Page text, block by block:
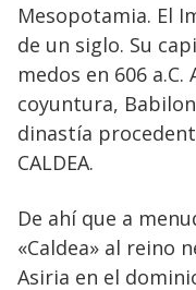
Mesopotamia. El
de un siglo. Su
medos en 606
coyuntura,
dinastía
CALDEA.
De ahí que a
«Caldea» al reino
Asiria en el